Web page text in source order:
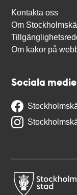
Kontakta oss
Om
Om kakor på
Sociala